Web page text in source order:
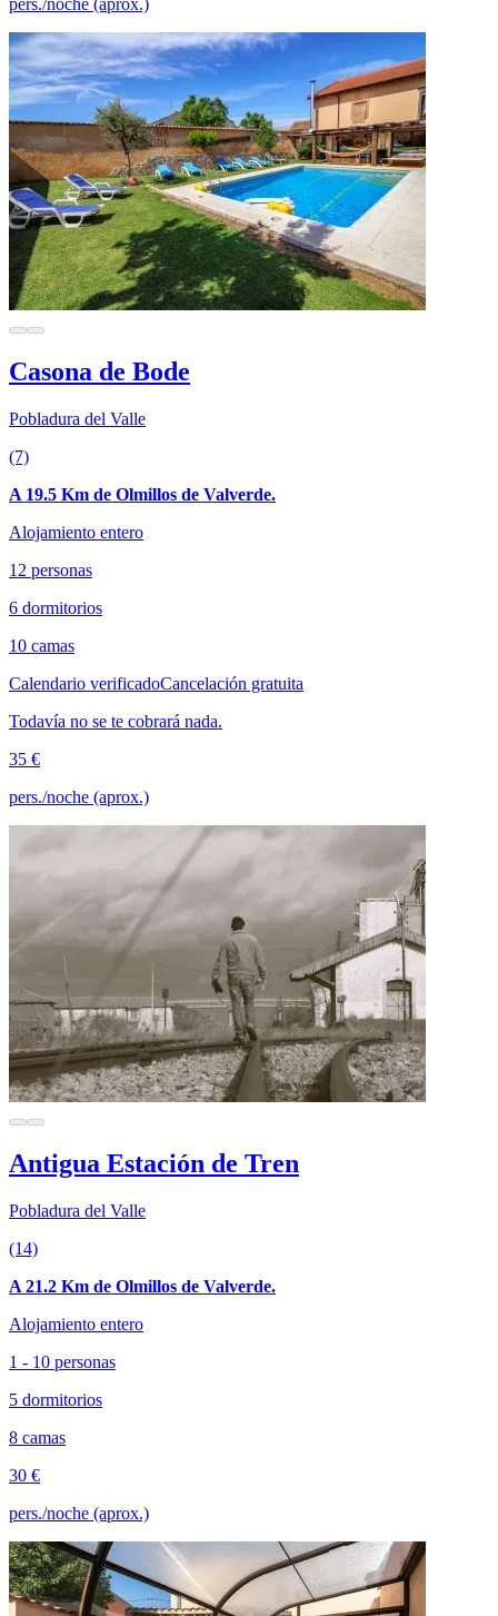
pers./noche (aprox.)
Casona de Bode
Pobladura del Valle
(7)
A 19.5 Km de Olmillos de Valverde.
Alojamiento entero
12 personas
6 dormitorios
10 camas
Calendario verificadoCancelación gratuita
Todavía no se te cobrará nada.
35 €
pers./noche (aprox.)
Antigua Estación de Tren
Pobladura del Valle
(14)
A 21.2 Km de Olmillos de Valverde.
Alojamiento entero
1 - 10 personas
5 dormitorios
8 camas
30 €
pers./noche (aprox.)